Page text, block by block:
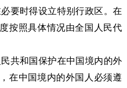
时得设立特别行政区。在
按照具体情况由全国人民代
和国保护在中国境内的外
在中国境内的外国人必须遵